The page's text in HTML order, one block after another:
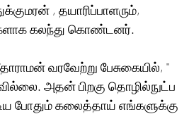
, தயாரிப்பாளரும்,
கலந்து கொண்டனர்.
வரவேற்று பேசுகையில், ''
அதன் பிறகு தொழில்நுட்ப
போதும் கலைத்தாய் எங்களுக்கு